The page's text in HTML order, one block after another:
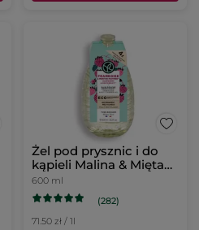
Żel pod prysznic i do
kąpieli Malina & Mięta
uzupełniacz
600 ml
(282)
71.50 zł / 1l